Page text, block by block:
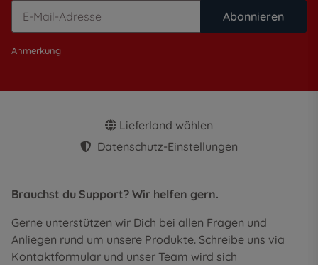
Abonnieren
Anmerkung
Lieferland wählen
Datenschutz-Einstellungen
Brauchst du Support? Wir helfen gern.
Gerne unterstützen wir Dich bei allen Fragen und
Anliegen rund um unsere Produkte. Schreibe uns via
Kontaktformular und unser Team wird sich